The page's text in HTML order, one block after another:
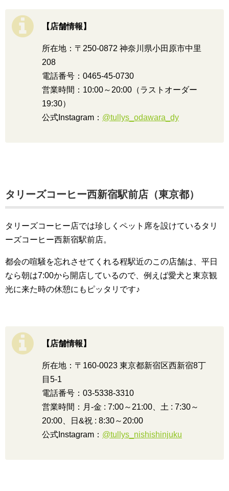
【店舗情報】
所在地：〒250-0872 神奈川県小田原市中里
208
電話番号：0465-45-0730
営業時間：10:00～20:00（ラストオーダー
19:30）
公式Instagram： @tullys_odawara_dy
タリーズコーヒー西新宿駅前店（東京都）
タリーズコーヒー店では珍しくペット席を設けているタリ
ーズコーヒー西新宿駅前店。
都会の喧騒を忘れさせてくれる程駅近のこの店舗は、平日
なら朝は7:00から開店しているので、例えば愛犬と東京観
光に来た時の休憩にもピッタリです♪
【店舗情報】
所在地：〒160-0023 東京都新宿区西新宿8丁
目5-1
電話番号：03-5338-3310
営業時間：月-金 : 7:00～21:00、土 : 7:30～
20:00、日&祝 : 8:30～20:00
公式Instagram： @tullys_nishishinjuku